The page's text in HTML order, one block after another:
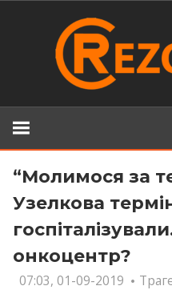
“Молимося за
Узелкова
онкоцентр?
07:03, 01-09-2019